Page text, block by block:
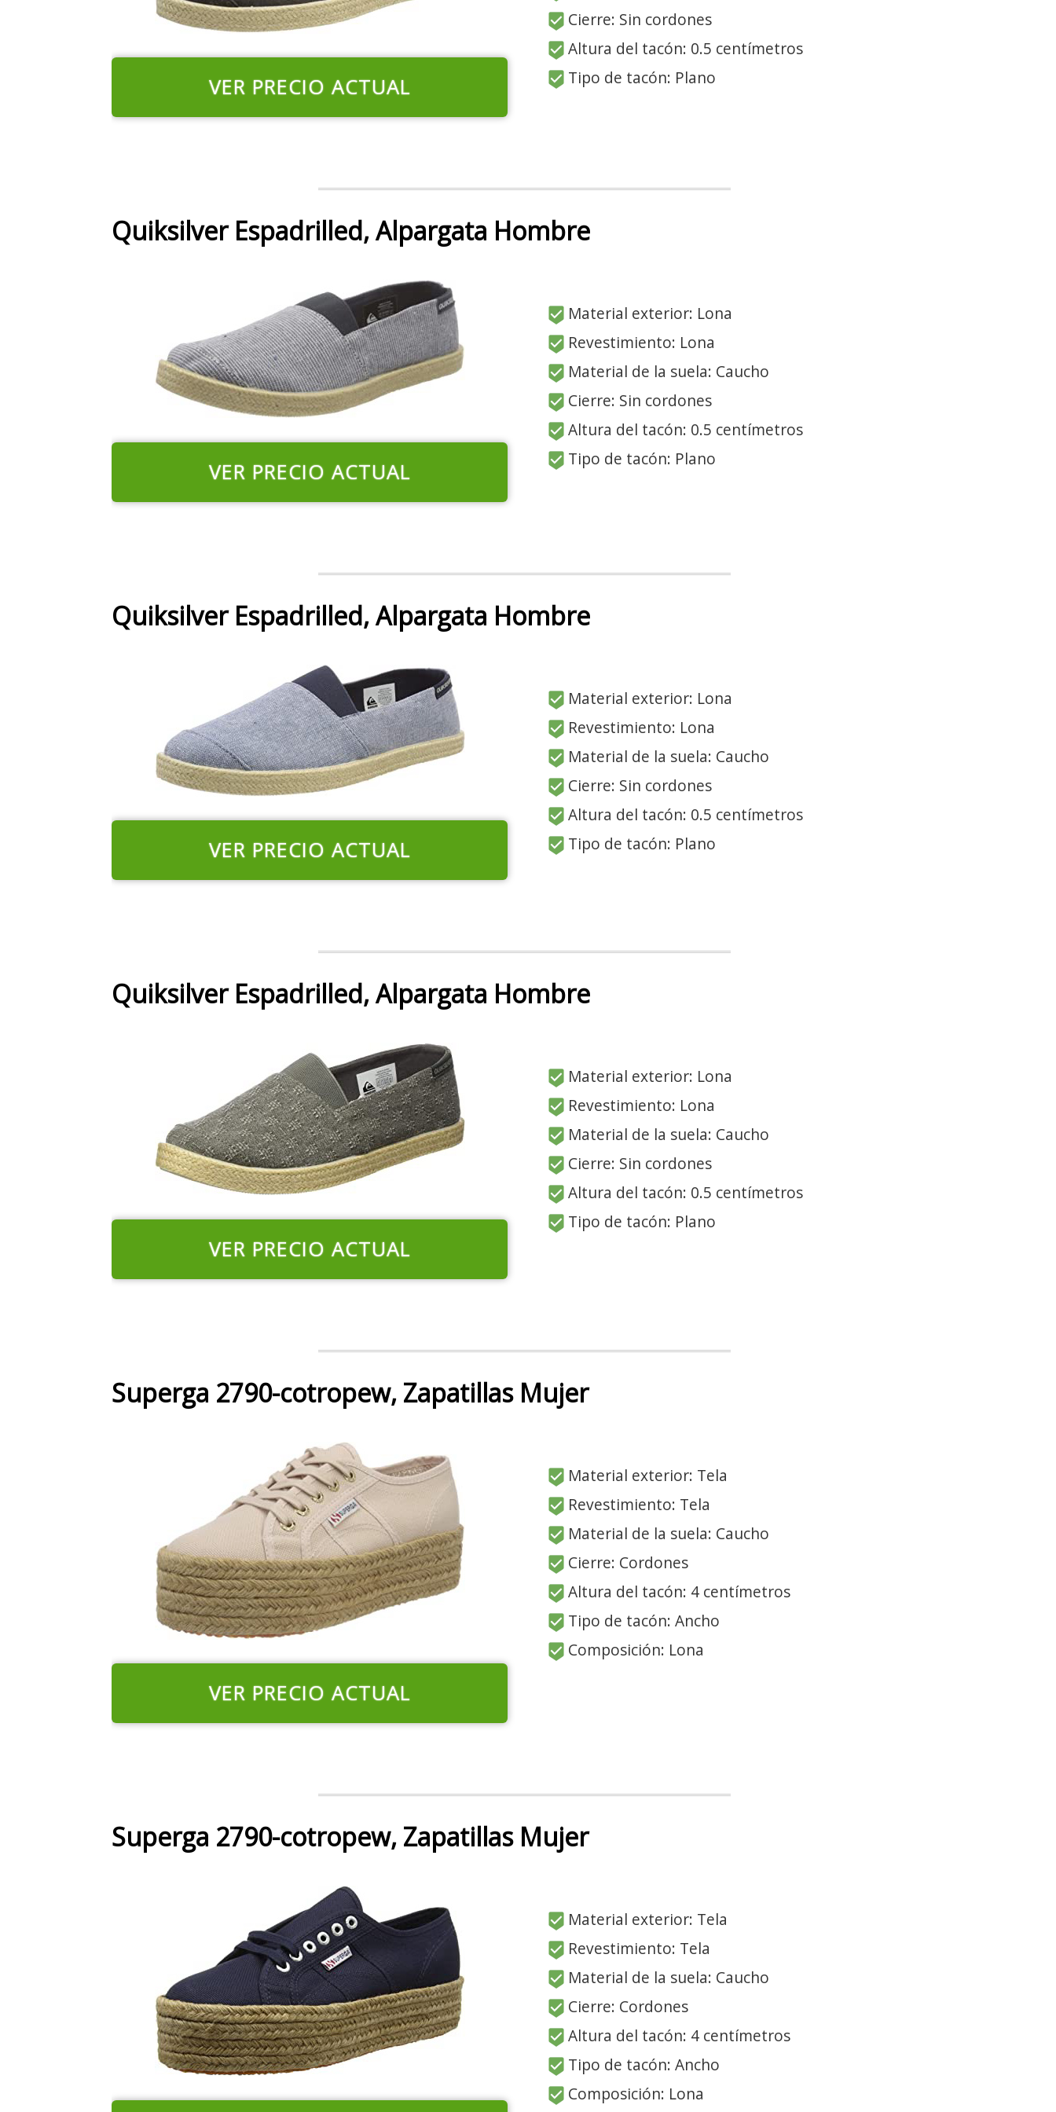
VER PRECIO ACTUAL
Cierre: Sin cordones
Altura del tacón: 0.5 centímetros
Tipo de tacón: Plano
Quiksilver Espadrilled, Alpargata Hombre
VER PRECIO ACTUAL
Material exterior: Lona
Revestimiento: Lona
Material de la suela: Caucho
Cierre: Sin cordones
Altura del tacón: 0.5 centímetros
Tipo de tacón: Plano
Quiksilver Espadrilled, Alpargata Hombre
VER PRECIO ACTUAL
Material exterior: Lona
Revestimiento: Lona
Material de la suela: Caucho
Cierre: Sin cordones
Altura del tacón: 0.5 centímetros
Tipo de tacón: Plano
Quiksilver Espadrilled, Alpargata Hombre
VER PRECIO ACTUAL
Material exterior: Lona
Revestimiento: Lona
Material de la suela: Caucho
Cierre: Sin cordones
Altura del tacón: 0.5 centímetros
Tipo de tacón: Plano
Superga 2790-cotropew, Zapatillas Mujer
VER PRECIO ACTUAL
Material exterior: Tela
Revestimiento: Tela
Material de la suela: Caucho
Cierre: Cordones
Altura del tacón: 4 centímetros
Tipo de tacón: Ancho
Composición: Lona
Superga 2790-cotropew, Zapatillas Mujer
Material exterior: Tela
Revestimiento: Tela
Material de la suela: Caucho
Cierre: Cordones
Altura del tacón: 4 centímetros
Tipo de tacón: Ancho
Composición: Lona